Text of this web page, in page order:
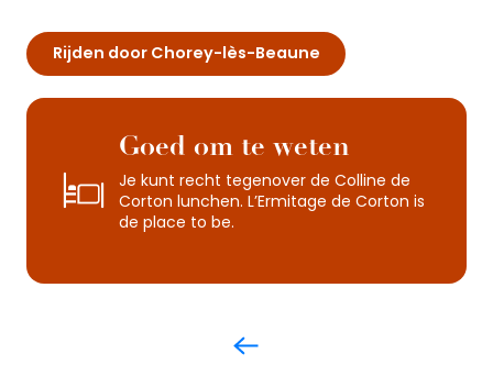
Rijden door Chorey-lès-Beaune
Goed om te weten
Je kunt recht tegenover de Colline de
Corton lunchen. L’Ermitage de Corton is
de place to be.